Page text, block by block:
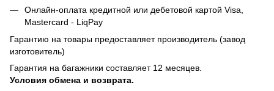
Онлайн-оплата кредитной или дебетовой картой Visa,
Mastercard - LiqPay
Гарантию на товары предоставляет производитель (завод
изготовитель)
Гарантия на багажники составляет 12 месяцев.
Условия обмена и возврата.